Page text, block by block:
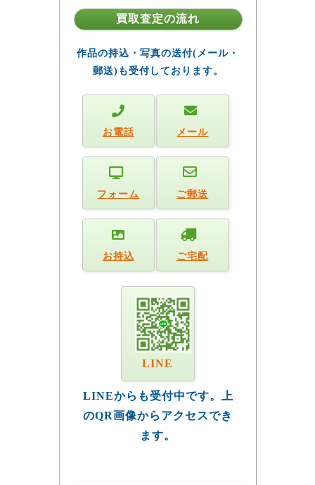
買取査定の流れ
作品の持込・写真の送付(メール・
郵送)も受付しております。
お電話 メール
フォーム ご郵送
お持込 ご宅配
LINE
LINEからも受付中です。上
のQR画像からアクセスでき
ます。